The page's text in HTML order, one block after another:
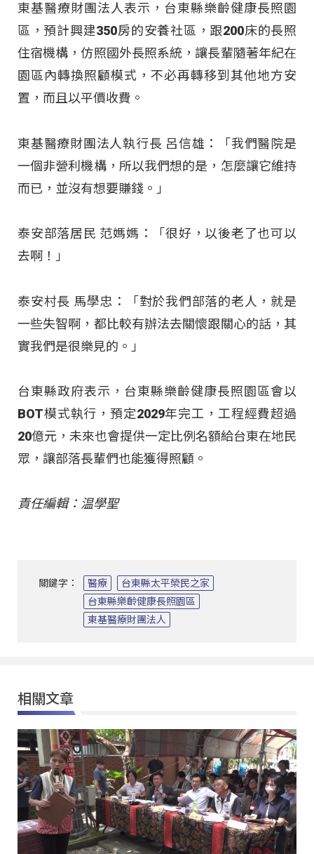
東基醫療財團法人表示，台東縣樂齡健康長照園
區，預計興建350房的安養社區，跟200床的長照
住宿機構，仿照國外長照系統，讓長輩隨著年紀在
園區內轉換照顧模式，不必再轉移到其他地方安
置，而且以平價收費。
東基醫療財團法人執行長 呂信雄：「我們醫院是
一個非營利機構，所以我們想的是，怎麼讓它維持
而已，並沒有想要賺錢。」
泰安部落居民 范媽媽：「很好，以後老了也可以
去啊！」
泰安村長 馬學忠：「對於我們部落的老人，就是
一些失智啊，都比較有辦法去關懷跟關心的話，其
實我們是很樂見的。」
台東縣政府表示，台東縣樂齡健康長照園區會以
BOT模式執行，預定2029年完工，工程經費超過
20億元，未來也會提供一定比例名額給台東在地民
眾，讓部落長輩們也能獲得照顧。
責任編輯：温學聖
關鍵字： 醫療
台東縣太平榮民之家
台東縣樂齡健康長照園區
東基醫療財團法人
相關文章